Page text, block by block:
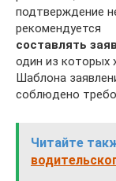
подтверждение
рекомендуется
составлять
один из которых
Шаблона
соблюдено
Читайте